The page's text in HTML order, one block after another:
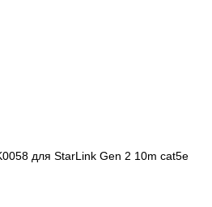
для StarLink Gen 2 10m cat5e